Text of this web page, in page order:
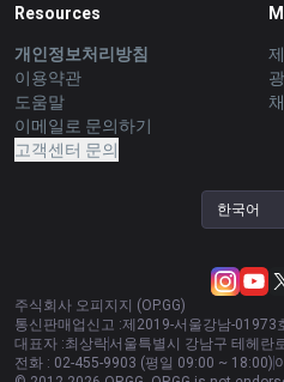
Resources
개인정보처리방침
이용약관
도움말
이메일로 문의하기
고객센터 문의
한국어
주식회사 오피지지 (OP.GG)
통신판매업신고 :제2019-서울강남-01973
대표자 :최상락서울특별시 강남구 테헤란
전화 : 02-455-9903 (평일 09:00 ~ 18:00)